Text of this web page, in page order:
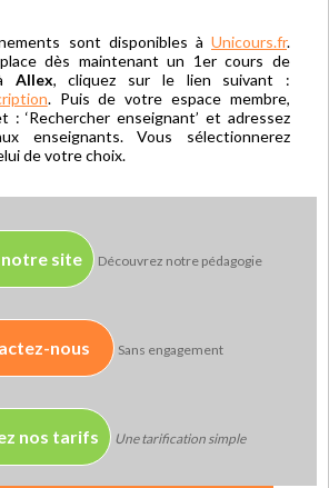
sont disponibles à Unicours.fr.
dès maintenant un 1er cours de
Allex, cliquez sur le lien suivant :
. Puis de votre espace membre,
: ‘Rechercher enseignant’ et adressez
enseignants. Vous sélectionnerez
de votre choix.
site Découvrez notre pédagogie
nous Sans engagement
nos tarifs Une tarification simple